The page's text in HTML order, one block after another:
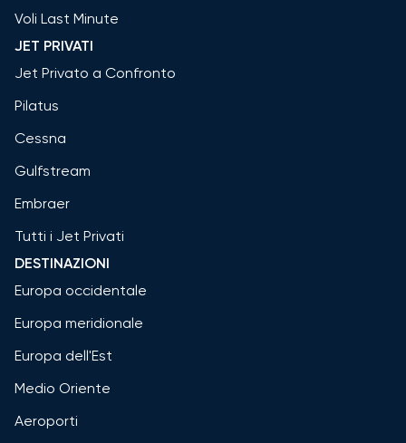
Voli Last Minute
JET PRIVATI
Jet Privato a Confronto
Pilatus
Cessna
Gulfstream
Embraer
Tutti i Jet Privati
DESTINAZIONI
Europa occidentale
Europa meridionale
Europa dell'Est
Medio Oriente
Aeroporti